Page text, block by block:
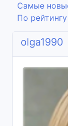
Самые
По рейтингу
olga1990